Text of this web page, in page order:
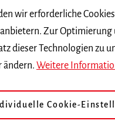
sind
wir erforderliche
Zur Optimierung
dieser Technologien zu
ändern. Weitere
Cookie-